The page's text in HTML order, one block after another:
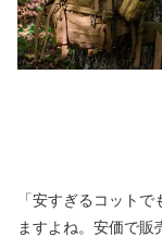
「安すぎるコット
ますよね。安価で販